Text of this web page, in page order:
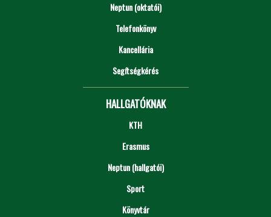
Neptun (oktatói)
Telefonkönyv
Kancellária
Segítségkérés
HALLGATÓKNAK
KTH
Erasmus
Neptun (hallgatói)
Sport
Könyvtár